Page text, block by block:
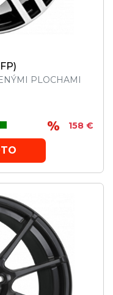
PLOCHAMI
158 €